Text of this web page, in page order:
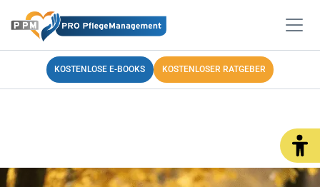
KOSTENLOSE E-BOOKS KOSTENLOSER RATGEBER